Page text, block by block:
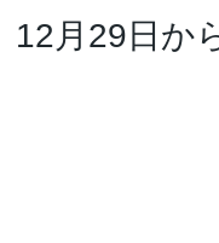
12月29日